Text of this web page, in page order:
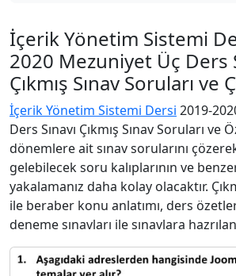
İçerik Yönetim Sistemi
2020 Mezuniyet Üç Ders
Çıkmış Sınav Soruları ve
İçerik Yönetim Sistemi Dersi 2019-
Ders Sınavı Çıkmış Sınav Soruları ve
dönemlere ait sınav sorularını
gelebilecek soru kalıplarının ve
yakalamanız daha kolay olacaktır.
ile beraber konu anlatımı, ders
deneme sınavları ile sınavlara